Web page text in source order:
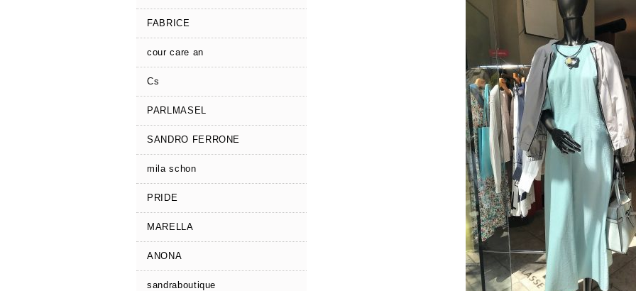
FABRICE
cour care an
Cs
PARLMASEL
SANDRO FERRONE
mila schon
PRIDE
MARELLA
ANONA
sandraboutique